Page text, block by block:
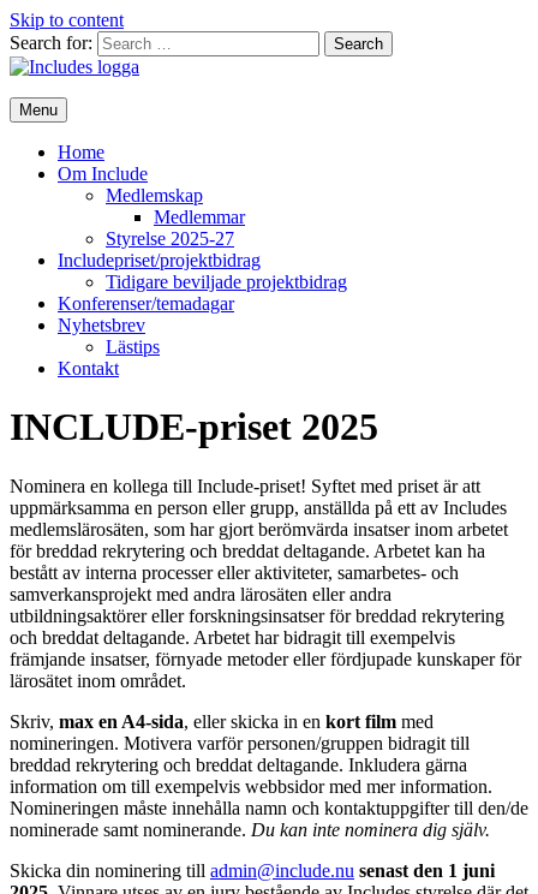
Skip to content
Search for:
Menu
Home
Om Include
Medlemskap
Medlemmar
Styrelse 2025-27
Includepriset/projektbidrag
Tidigare beviljade projektbidrag
Konferenser/temadagar
Nyhetsbrev
Lästips
Kontakt
INCLUDE-priset 2025
Nominera en kollega till Include-priset! Syftet med priset är att
uppmärksamma en person eller grupp, anställda på ett av Includes
medlemslärosäten, som har gjort berömvärda insatser inom arbetet
för breddad rekrytering och breddat deltagande. Arbetet kan ha
bestått av interna processer eller aktiviteter, samarbetes- och
samverkansprojekt med andra lärosäten eller andra
utbildningsaktörer eller forskningsinsatser för breddad rekrytering
och breddat deltagande. Arbetet har bidragit till exempelvis
främjande insatser, förnyade metoder eller fördjupade kunskaper för
lärosätet inom området.
Skriv, max en A4-sida, eller skicka in en kort film med
nomineringen. Motivera varför personen/gruppen bidragit till
breddad rekrytering och breddat deltagande. Inkludera gärna
information om till exempelvis webbsidor med mer information.
Nomineringen måste innehålla namn och kontaktuppgifter till den/de
nominerade samt nominerande. Du kan inte nominera dig själv.
Skicka din nominering till admin@include.nu senast den 1 juni